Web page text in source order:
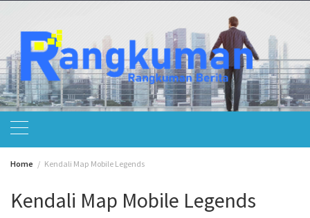
content
Home Kendali Map Mobile Legends
Kendali Map Mobile Legends